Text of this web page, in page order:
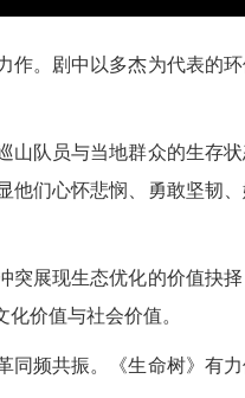
。剧中以多杰为代表的
队员与当地群众的生存
们心怀悲悯、勇敢坚韧
突展现生态优化的价值抉
价值与社会价值。
频共振。《生命树》有